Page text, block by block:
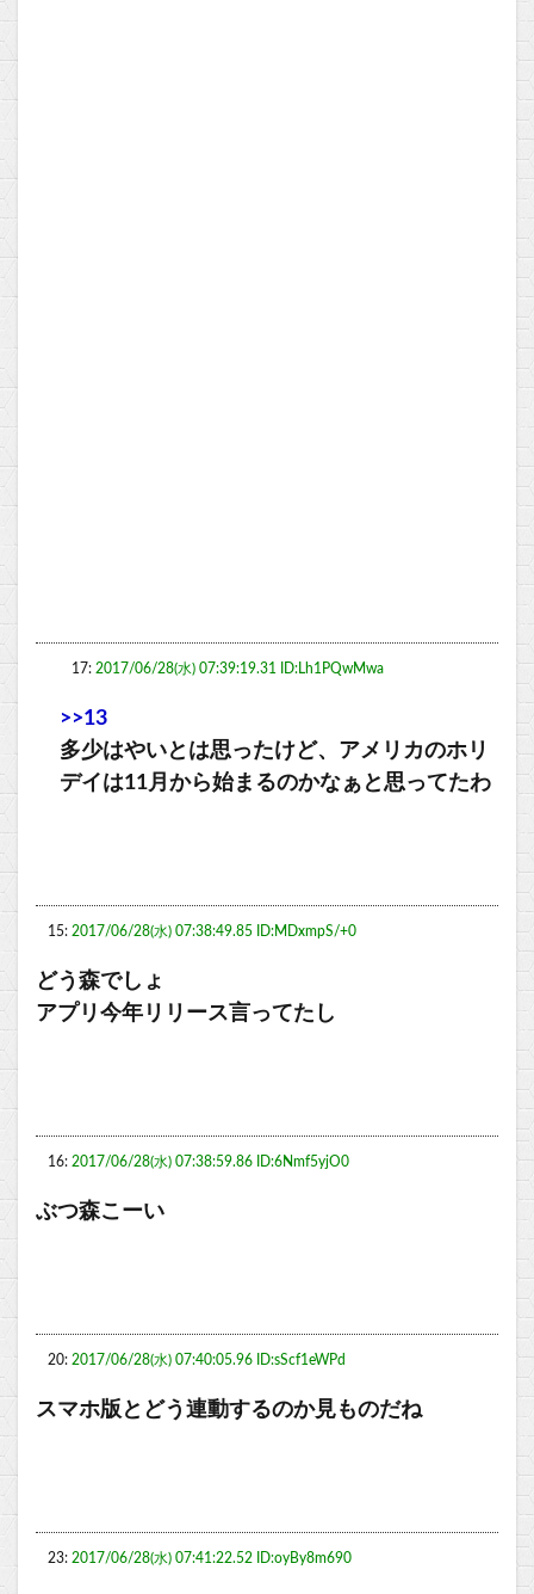
17: 2017/06/28(水) 07:39:19.31 ID:Lh1PQwMwa
>>13
多少はやいとは思ったけど、アメリカのホリ
デイは11月から始まるのかなぁと思ってたわ
15: 2017/06/28(水) 07:38:49.85 ID:MDxmpS/+0
どう森でしょ
アプリ今年リリース言ってたし
16: 2017/06/28(水) 07:38:59.86 ID:6Nmf5yjO0
ぶつ森こーい
20: 2017/06/28(水) 07:40:05.96 ID:sScf1eWPd
スマホ版とどう連動するのか見ものだね
23: 2017/06/28(水) 07:41:22.52 ID:oyBy8m690